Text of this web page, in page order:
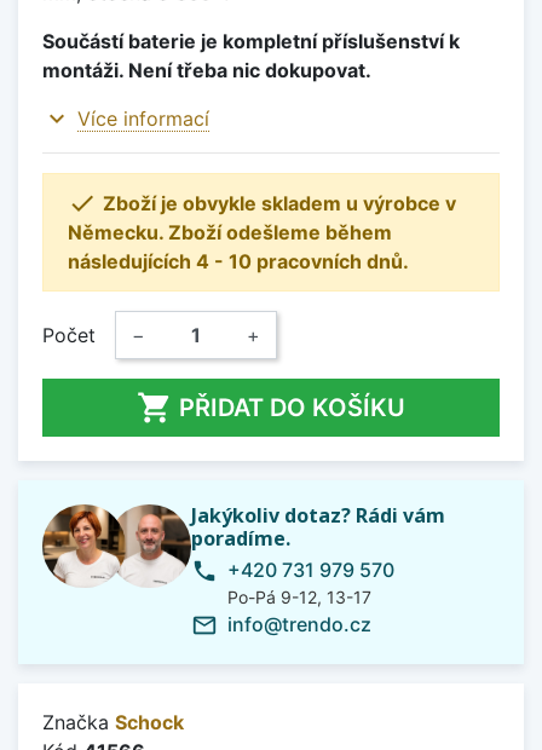
Součástí baterie je kompletní příslušenství k
montáži. Není třeba nic dokupovat.
expand_more Více informací
 Zboží je obvykle skladem u výrobce v
Německu. Zboží odešleme během
následujících 4 - 10 pracovních dnů.
Počet − +
 PŘIDAT DO KOŠÍKU
Jakýkoliv dotaz? Rádi vám
poradíme.
phone +420 731 979 570
Po-Pá 9-12, 13-17
mail_outline info@trendo.cz
Značka Schock